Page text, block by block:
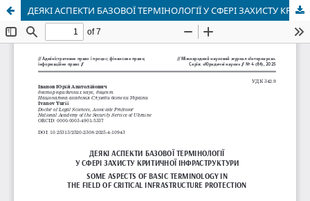
ДЕЯКІ АСПЕКТИ БАЗОВОЇ ТЕРМІНОЛОГІЇ У СФЕРІ ЗАХИСТУ КРИТИЧНОЇ ІНФРАСТРУКТУРИ